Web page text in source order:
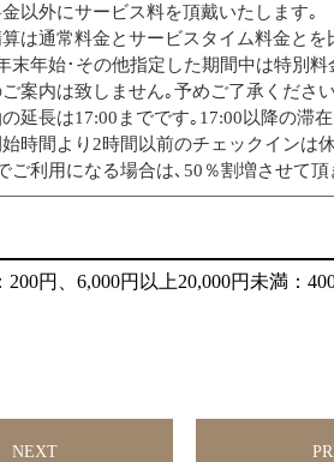
金以外にサービス料を頂戴いたします｡
は通常料金とサービスタイム料金と
末年始･その他指定した期間中は特別料
案内は致しません｡予めご了承くださ
延長は17:00までです｡17:00以降の滞
時間より2時間以前のチェックインは
ご利用になる場合は､50％割増させて頂
円、6,000円以上20,000円未満：
NEXT